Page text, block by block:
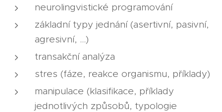
neurolingvistické programování
základní typy jednání (asertivní, pasivní,
agresivní, ...)
transakční analýza
stres (fáze, reakce organismu, příklady)
manipulace (klasifikace, příklady
jednotlivých způsobů, typologie